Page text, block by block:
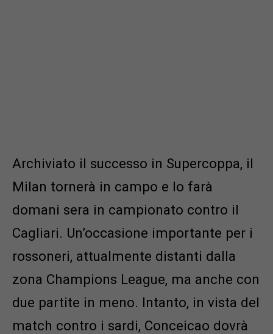
Archiviato il successo in Supercoppa, il
Milan tornerà in campo e lo farà
domani sera in campionato contro il
Cagliari. Un’occasione importante per i
rossoneri, attualmente distanti dalla
zona Champions League, ma anche con
due partite in meno. Intanto, in vista del
match contro i sardi, Conceicao dovrà